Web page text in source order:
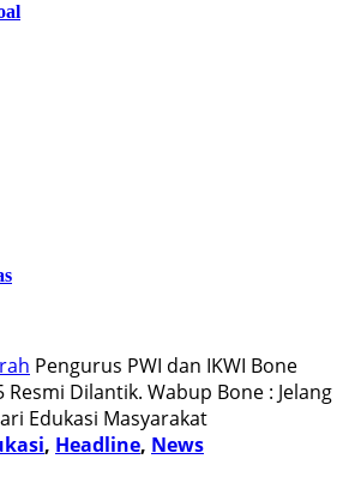
Pengurus PWI dan IKWI Bone
Resmi Dilantik. Wabup Bone : Jelang
Edukasi Masyarakat
, Headline, News